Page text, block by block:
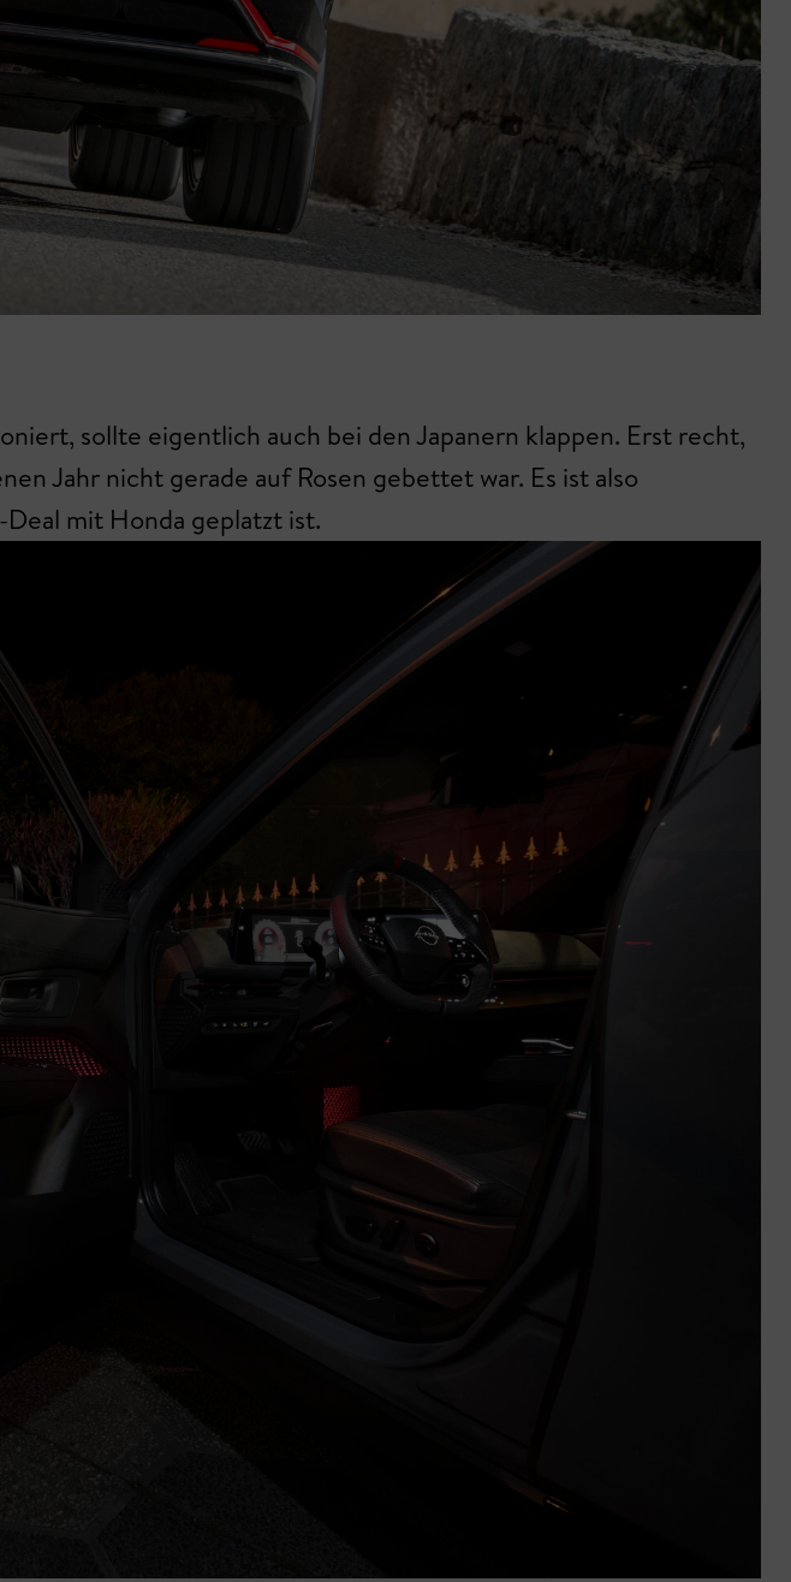
sollte eigentlich auch bei den Japanern klappen. Erst recht,
Jahr nicht gerade auf Rosen gebettet war. Es ist also
mit Honda geplatzt ist.